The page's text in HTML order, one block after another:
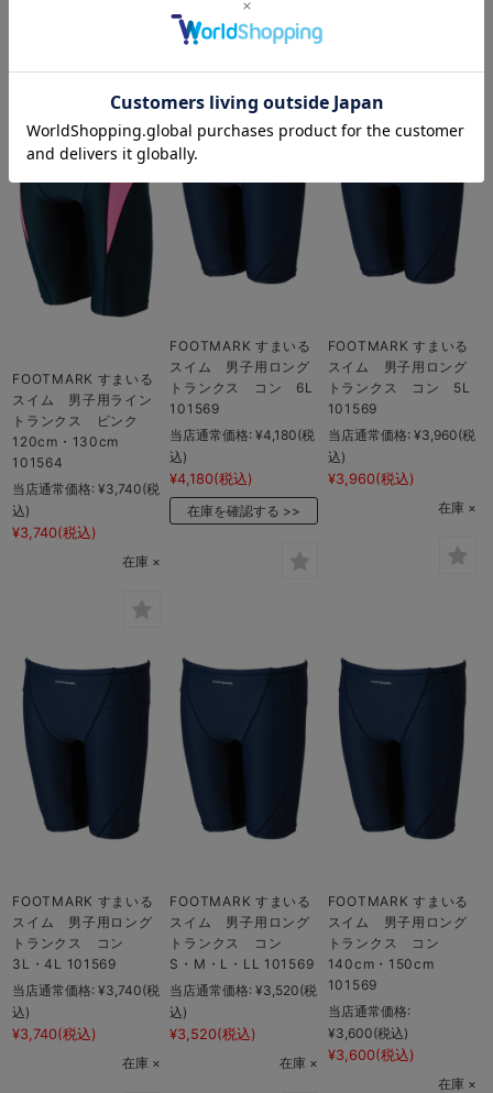
FOOTMARK すまいる
スイム 男子用ライン
トランクス ピンク
120cm・130cm
101564
当店通常価格: ¥3,740(税
込)
¥3,740(税込)
在庫 ×
FOOTMARK すまいる
スイム 男子用ロング
トランクス コン 6L
101569
当店通常価格: ¥4,180(税
込)
¥4,180(税込)
在庫を確認する
FOOTMARK すまいる
スイム 男子用ロング
トランクス コン 5L
101569
当店通常価格: ¥3,960(税
込)
¥3,960(税込)
在庫 ×
FOOTMARK すまいる
スイム 男子用ロング
トランクス コン
3L・4L 101569
当店通常価格: ¥3,740(税
込)
¥3,740(税込)
在庫 ×
FOOTMARK すまいる
スイム 男子用ロング
トランクス コン
S・M・L・LL 101569
当店通常価格: ¥3,520(税
込)
¥3,520(税込)
在庫 ×
FOOTMARK すまいる
スイム 男子用ロング
トランクス コン
140cm・150cm
101569
当店通常価格:
¥3,600(税込)
¥3,600(税込)
在庫 ×